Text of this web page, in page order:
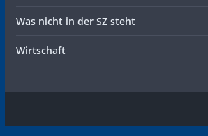
Was nicht in der SZ steht
Wirtschaft